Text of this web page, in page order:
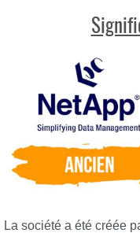
La société a été créée